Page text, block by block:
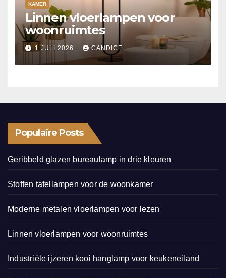
KAMER
Linnen vloerlampen voor
woonruimtes
1 JULI 2026 CANDICE
Populaire Posts
Geribbeld glazen bureaulamp in drie kleuren
Stoffen tafellampen voor de woonkamer
Moderne metalen vloerlampen voor lezen
Linnen vloerlampen voor woonruimtes
Industriële ijzeren kooi hanglamp voor keukeneiland